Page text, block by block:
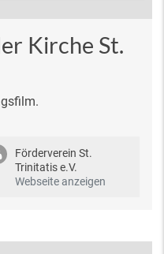
Kirche St.
Förderverein St.
Trinitatis e.V.
Webseite anzeigen